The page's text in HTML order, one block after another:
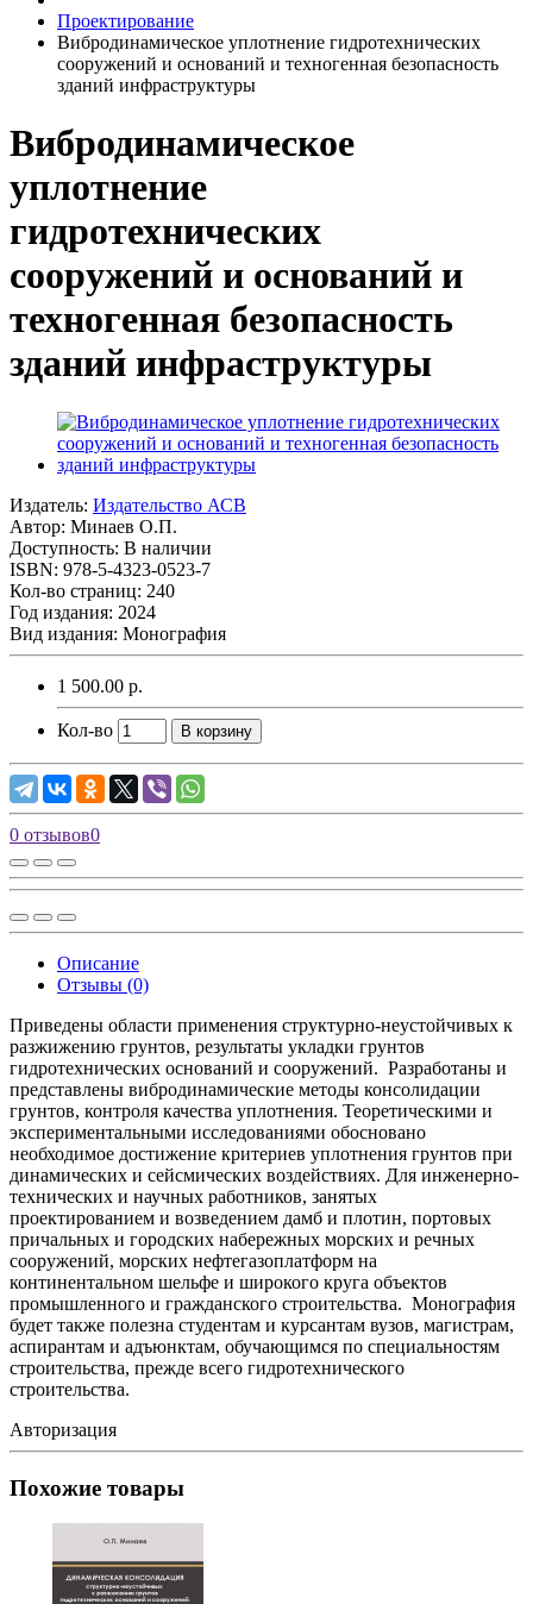
Проектирование
Вибродинамическое уплотнение гидротехнических
сооружений и оснований и техногенная безопасность
зданий инфраструктуры
Вибродинамическое
уплотнение
гидротехнических
сооружений и оснований и
техногенная безопасность
зданий инфраструктуры
Издатель: Издательство АСВ
Автор: Минаев О.П.
Доступность: В наличии
ISBN: 978-5-4323-0523-7
Кол-во страниц: 240
Год издания: 2024
Вид издания: Монография
1 500.00 р.
Кол-во В корзину
0 отзывов0
Описание
Отзывы (0)
Приведены области применения структурно-неустойчивых к
разжижению грунтов, результаты укладки грунтов
гидротехнических оснований и сооружений. Разработаны и
представлены вибродинамические методы консолидации
грунтов, контроля качества уплотнения. Теоретическими и
экспериментальными исследованиями обосновано
необходимое достижение критериев уплотнения грунтов при
динамических и сейсмических воздействиях. Для инженерно-
технических и научных работников, занятых
проектированием и возведением дамб и плотин, портовых
причальных и городских набережных морских и речных
сооружений, морских нефтегазоплатформ на
континентальном шельфе и широкого круга объектов
промышленного и гражданского строительства. Монография
будет также полезна студентам и курсантам вузов, магистрам,
аспирантам и адъюнктам, обучающимся по специальностям
строительства, прежде всего гидротехнического
строительства.
Авторизация
Похожие товары